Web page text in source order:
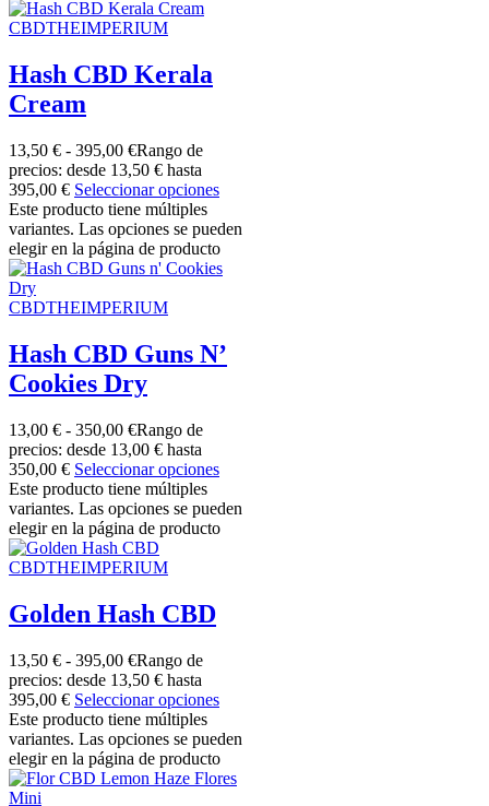
CBDTHEIMPERIUM
Hash CBD Kerala
Cream
13,50 € - 395,00 €Rango de
precios: desde 13,50 € hasta
395,00 € Seleccionar opciones
Este producto tiene múltiples
variantes. Las opciones se pueden
elegir en la página de producto
CBDTHEIMPERIUM
Hash CBD Guns N’
Cookies Dry
13,00 € - 350,00 €Rango de
precios: desde 13,00 € hasta
350,00 € Seleccionar opciones
Este producto tiene múltiples
variantes. Las opciones se pueden
elegir en la página de producto
CBDTHEIMPERIUM
Golden Hash CBD
13,50 € - 395,00 €Rango de
precios: desde 13,50 € hasta
395,00 € Seleccionar opciones
Este producto tiene múltiples
variantes. Las opciones se pueden
elegir en la página de producto